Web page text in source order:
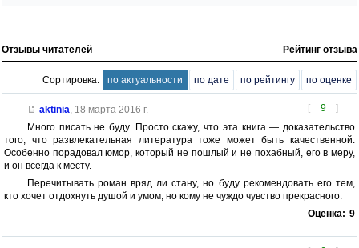
Отзывы читателей Рейтинг отзыва
Сортировка: по актуальности по дате по рейтингу по оценке
[ 9 ]
aktinia 18 марта 2016 г.
Много писать не буду. Просто скажу, что эта книга — доказательство
того, что развлекательная литература тоже может быть качественной.
Особенно порадовал юмор, который не пошлый и не похабный, его в меру,
и он всегда к месту.
Перечитывать роман вряд ли стану, но буду рекомендовать его тем,
кто хочет отдохнуть душой и умом, но кому не чуждо чувство прекрасного.
Оценка: 9